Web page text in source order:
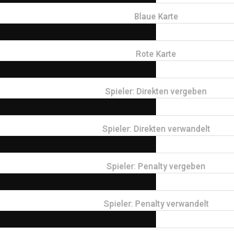
Blaue Karte
Rote Karte
Spieler: Direkten vergeben
Spieler: Direkten verwandelt
Spieler: Penalty vergeben
Spieler: Penalty verwandelt